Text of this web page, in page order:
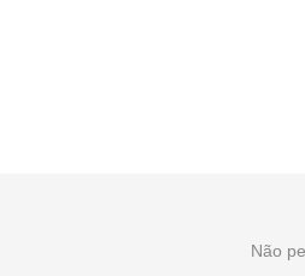
Não